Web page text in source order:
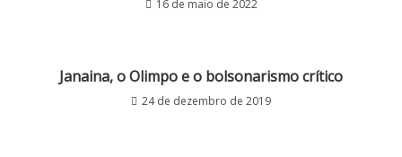
16 de maio de 2022
Janaina, o Olimpo e o bolsonarismo crítico
24 de dezembro de 2019